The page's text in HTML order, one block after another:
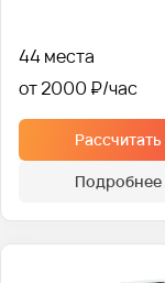
44 места
от 2000 ₽
Рассчитать
Подробнее